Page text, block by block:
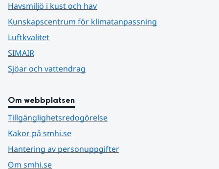
Havsmiljö i kust och hav
Kunskapscentrum för klimatanpassning
Luftkvalitet
SIMAIR
Sjöar och vattendrag
Om webbplatsen
Tillgänglighetsredogörelse
Kakor på smhi.se
Hantering av personuppgifter
Om smhi.se